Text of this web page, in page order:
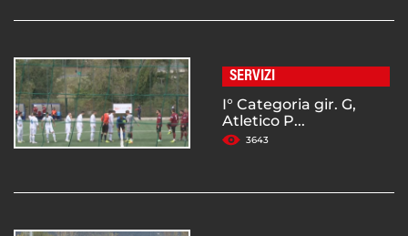
SERVIZI
I° Categoria gir. G,
Atletico P...
3643